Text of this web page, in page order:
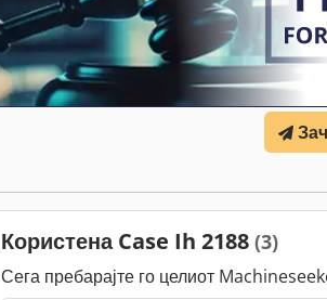
Користена Case Ih 2188 (3)
Сега пребарајте го целиот